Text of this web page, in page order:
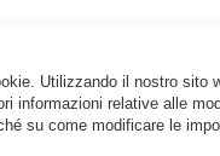
Utilizzando il nostro sito
informazioni relative alle
su come modificare le